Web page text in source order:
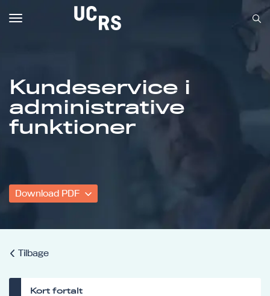
Om UCRS
Bliv faglært
Kundeservice i
administrative
funktioner
Download PDF
Tilbage
Kort fortalt